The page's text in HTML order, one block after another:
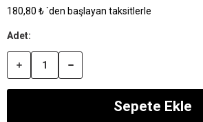
180,80 ₺`den başlayan taksitlerle